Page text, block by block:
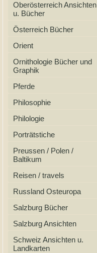
Oberösterreich Ansichten
u. Bücher
Österreich Bücher
Orient
Ornithologie Bücher und
Graphik
Pferde
Philosophie
Philologie
Porträtstiche
Preussen / Polen /
Baltikum
Reisen / travels
Russland Osteuropa
Salzburg Bücher
Salzburg Ansichten
Schweiz Ansichten u.
Landkarten